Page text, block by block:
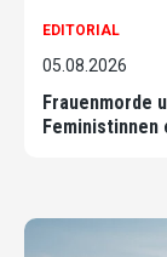
EDITORIAL
05.08.2026
Frauenmorde
Feministinnen